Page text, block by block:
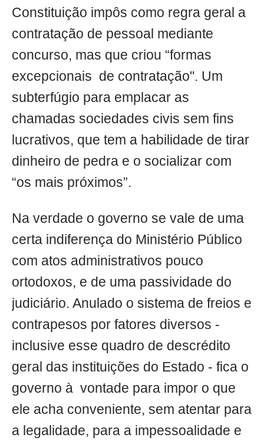
Constituição impôs como regra geral a
contratação de pessoal mediante
concurso, mas que criou “formas
excepcionais de contratação". Um
subterfúgio para emplacar as
chamadas sociedades civis sem fins
lucrativos, que tem a habilidade de tirar
dinheiro de pedra e o socializar com
“os mais próximos”.
Na verdade o governo se vale de uma
certa indiferença do Ministério Público
com atos administrativos pouco
ortodoxos, e de uma passividade do
judiciário. Anulado o sistema de freios e
contrapesos por fatores diversos -
inclusive esse quadro de descrédito
geral das instituições do Estado - fica o
governo à vontade para impor o que
ele acha conveniente, sem atentar para
a legalidade, para a impessoalidade e